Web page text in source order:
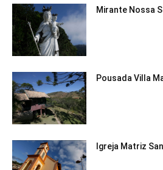
Mirante Nossa
Pousada Villa
Igreja Matriz